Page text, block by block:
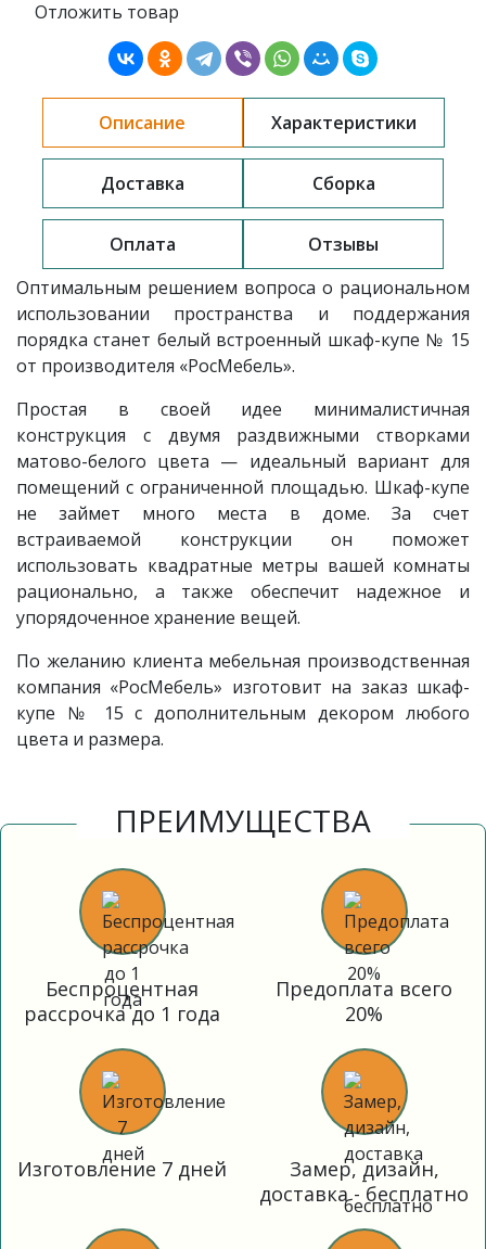
Отложить товар
Описание Характеристики
Доставка Сборка
Оплата
Отзывы
Оптимальным решением вопроса о рациональном
использовании пространства и поддержания
порядка станет белый встроенный шкаф-купе № 15
от производителя «РосМебель».
Простая в своей идее минималистичная
конструкция с двумя раздвижными створками
матово-белого цвета — идеальный вариант для
помещений с ограниченной площадью. Шкаф-купе
не займет много места в доме. За счет
встраиваемой конструкции он поможет
использовать квадратные метры вашей комнаты
рационально, а также обеспечит надежное и
упорядоченное хранение вещей.
По желанию клиента мебельная производственная
компания «РосМебель» изготовит на заказ шкаф-
купе № 15 с дополнительным декором любого
цвета и размера.
ПРЕИМУЩЕСТВА
Беспроцентная
рассрочка до 1 года
Предоплата всего
20%
Изготовление 7 дней
Замер, дизайн,
доставка - бесплатно